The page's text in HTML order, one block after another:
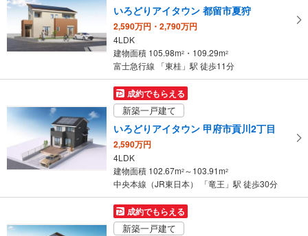
いろどりアイタウン 都留市夏狩
2,590万円・2,790万円
4LDK
建物面積 105.98m2 ・109.29m2
富士急行線 「東桂」駅 徒歩11分
成約でもらえる
新築一戸建て
いろどりアイタウン 甲府市貢川2丁目
2,590万円
4LDK
建物面積 102.67m2 ～103.91m2
中央本線（JR東日本） 「竜王」駅 徒歩30分
成約でもらえる
新築一戸建て